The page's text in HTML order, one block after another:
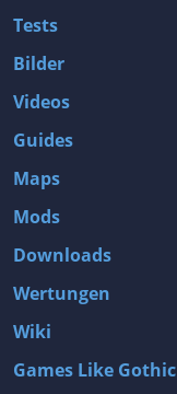
Tests
Bilder
Videos
Guides
Maps
Mods
Downloads
Wertungen
Wiki
Games Like Gothic